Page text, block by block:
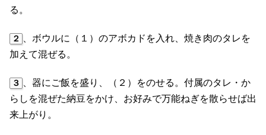
る。
２ 、ボウルに（１）のアボカドを入れ、焼き肉のタレを
加えて混ぜる。
３ 、器にご飯を盛り、（２）をのせる。付属のタレ・か
らしを混ぜた納豆をかけ、お好みで万能ねぎを散らせば出
来上がり。